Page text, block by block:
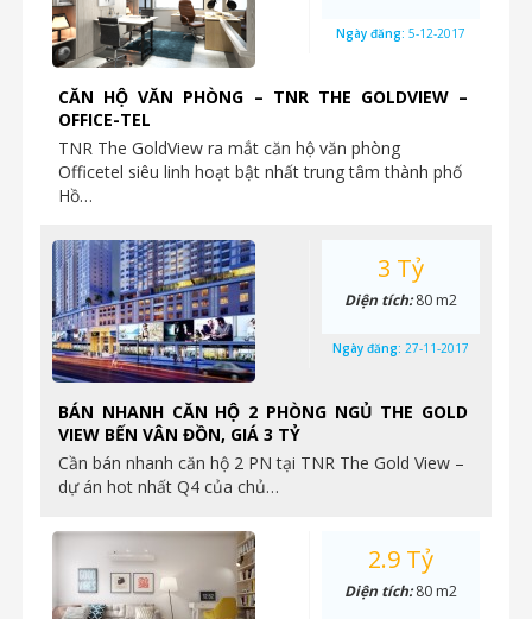
CĂN HỘ VĂN PHÒNG – TNR THE GOLDVIEW –
OFFICE-TEL
TNR The GoldView ra mắt căn hộ văn phòng
Officetel siêu linh hoạt bật nhất trung tâm thành phố
Hồ…
Ngày đăng: 5-12-2017
BÁN NHANH CĂN HỘ 2 PHÒNG NGỦ THE GOLD
VIEW BẾN VÂN ĐỒN, GIÁ 3 TỶ
Cần bán nhanh căn hộ 2 PN tại TNR The Gold View –
dự án hot nhất Q4 của chủ…
3 Tỷ
Diện tích:80 m2
Ngày đăng: 27-11-2017
2.9 Tỷ
Diện tích:80 m2